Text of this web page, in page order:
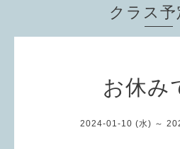
クラス予
お休み
2024-01-10 (水) ～